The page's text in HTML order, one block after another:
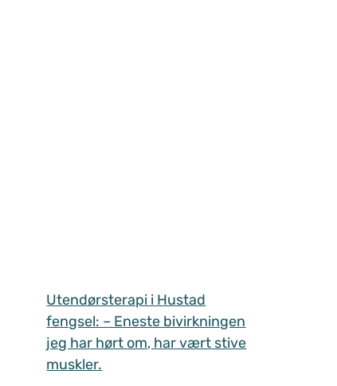
Utendørsterapi i Hustad
fengsel: – Eneste bivirkningen
jeg har hørt om, har vært stive
muskler.